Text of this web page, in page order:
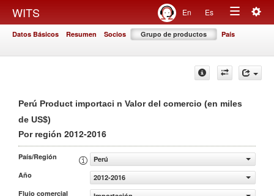
WITS En Es
Toggle
Datos Básicos Resumen Socios Grupo de productos País
Perú Product importaci n Valor del comercio (en miles
de US$)
Por región 2012-2016
País/Región
Perú
Año
2012-2016
Flujo comercial